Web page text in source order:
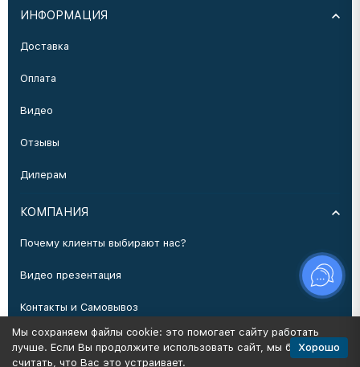
ИНФОРМАЦИЯ
Доставка
Оплата
Видео
Отзывы
Дилерам
КОМПАНИЯ
Почему клиенты выбирают нас?
Видео презентация
Контакты и Самовывоз
Производство
Мы сохраняем файлы cookie: это помогает сайту работать
лучше. Если Вы продолжите использовать сайт, мы будем
считать, что Вас это устраивает.
Хорошо